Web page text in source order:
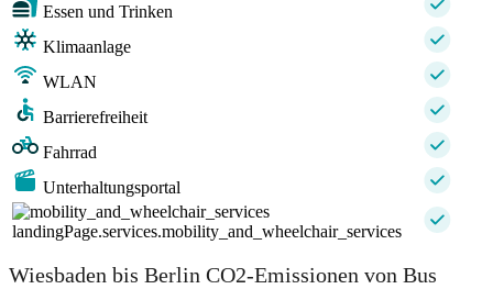
Essen und Trinken
Klimaanlage
WLAN
Barrierefreiheit
Fahrrad
Unterhaltungsportal
landingPage.services.mobility_and_wheelchair_services
Wiesbaden bis Berlin CO2-Emissionen von Bus